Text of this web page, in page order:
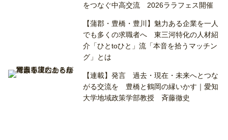
をつなぐ中高交流 2026ララフェス開催
【蒲郡・豊橋・豊川】魅力ある企業を一人
でも多くの求職者へ 東三河特化の人材紹
介「ひとtoひと」流「本音を拾うマッチン
グ」とは
【連載】発言 過去・現在・未来へとつな
がる交流を 豊橋と鶴岡の縁いかす｜愛知
大学地域政策学部教授 斉藤徹史